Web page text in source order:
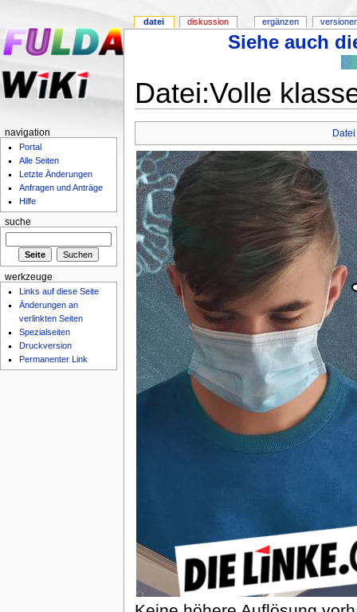
Siehe auch
Datei:Volle
Datei
datei diskussion ergänzen
navigation
Portal
Alle Seiten
Letzte Änderungen
Anfragen und Anträge
Hilfe
suche
werkzeuge
Links auf diese Seite
Änderungen an
verlinkten Seiten
Spezialseiten
Druckversion
Permanenter Link